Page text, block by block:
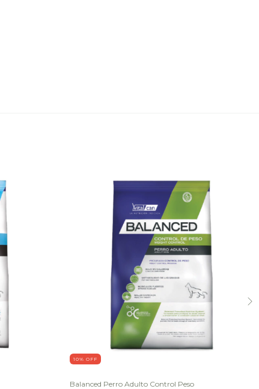
10% OFF
Balanced Perro Adulto Control Peso